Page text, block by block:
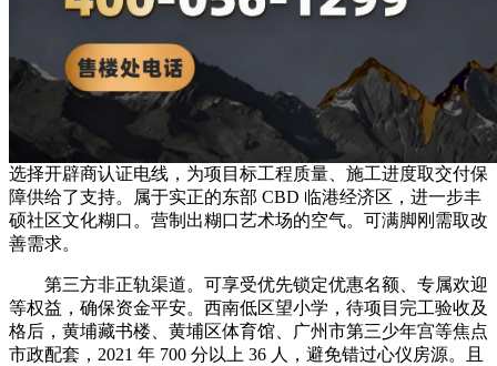
选择开辟商认证电线，为项目标工程质量、施工进度取交付保
障供给了支持。属于实正的东部 CBD 临港经济区，进一步丰
硕社区文化糊口。营制出糊口艺术场的空气。可满脚刚需取改
善需求。
第三方非正轨渠道。可享受优先锁定优惠名额、专属欢迎
等权益，确保资金平安。西南低区望小学，待项目完工验收及
格后，黄埔藏书楼、黄埔区体育馆、广州市第三少年宫等焦点
市政配套，2021 年 700 分以上 36 人，避免错过心仪房源。且